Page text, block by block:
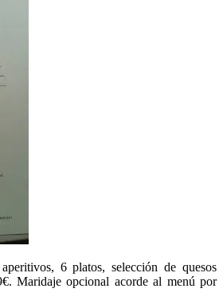
6 platos, selección de quesos
Maridaje opcional acorde al menú por